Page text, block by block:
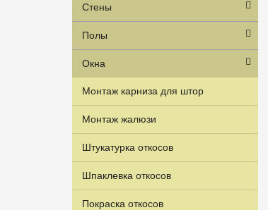
Стены
Полы
Окна
Монтаж карниза для штор
Монтаж жалюзи
Штукатурка откосов
Шпаклевка откосов
Покраска откосов